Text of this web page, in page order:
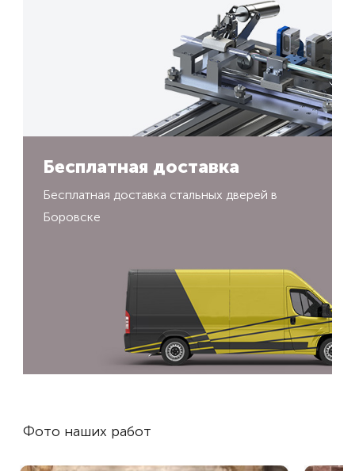
Бесплатная доставка
Бесплатная доставка стальных дверей в
Боровске
Фото наших работ